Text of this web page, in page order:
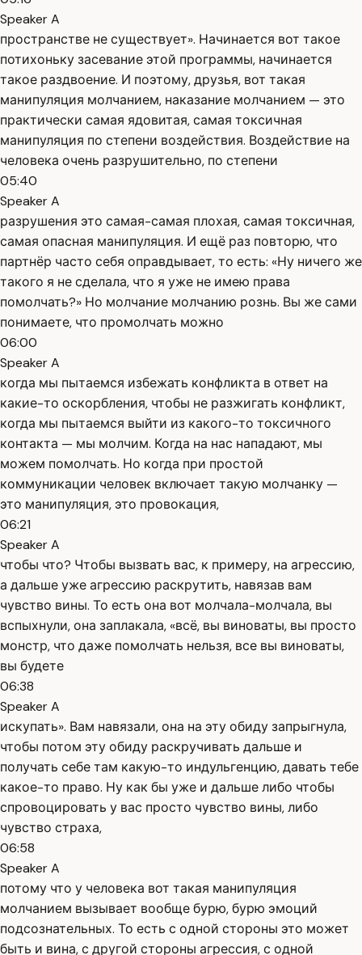
Speaker A
пространстве не существует». Начинается вот такое
потихоньку засевание этой программы, начинается
такое раздвоение. И поэтому, друзья, вот такая
манипуляция молчанием, наказание молчанием — это
практически самая ядовитая, самая токсичная
манипуляция по степени воздействия. Воздействие на
человека очень разрушительно, по степени
05:40
Speaker A
разрушения это самая-самая плохая, самая токсичная,
самая опасная манипуляция. И ещё раз повторю, что
партнёр часто себя оправдывает, то есть: «Ну ничего же
такого я не сделала, что я уже не имею права
помолчать?» Но молчание молчанию рознь. Вы же сами
понимаете, что промолчать можно
06:00
Speaker A
когда мы пытаемся избежать конфликта в ответ на
какие-то оскорбления, чтобы не разжигать конфликт,
когда мы пытаемся выйти из какого-то токсичного
контакта — мы молчим. Когда на нас нападают, мы
можем помолчать. Но когда при простой
коммуникации человек включает такую молчанку —
это манипуляция, это провокация,
06:21
Speaker A
чтобы что? Чтобы вызвать вас, к примеру, на агрессию,
а дальше уже агрессию раскрутить, навязав вам
чувство вины. То есть она вот молчала-молчала, вы
вспыхнули, она заплакала, «всё, вы виноваты, вы просто
монстр, что даже помолчать нельзя, все вы виноваты,
вы будете
06:38
Speaker A
искупать». Вам навязали, она на эту обиду запрыгнула,
чтобы потом эту обиду раскручивать дальше и
получать себе там какую-то индульгенцию, давать тебе
какое-то право. Ну как бы уже и дальше либо чтобы
спровоцировать у вас просто чувство вины, либо
чувство страха,
06:58
Speaker A
потому что у человека вот такая манипуляция
молчанием вызывает вообще бурю, бурю эмоций
подсознательных. То есть с одной стороны это может
быть и вина, с другой стороны агрессия, с одной